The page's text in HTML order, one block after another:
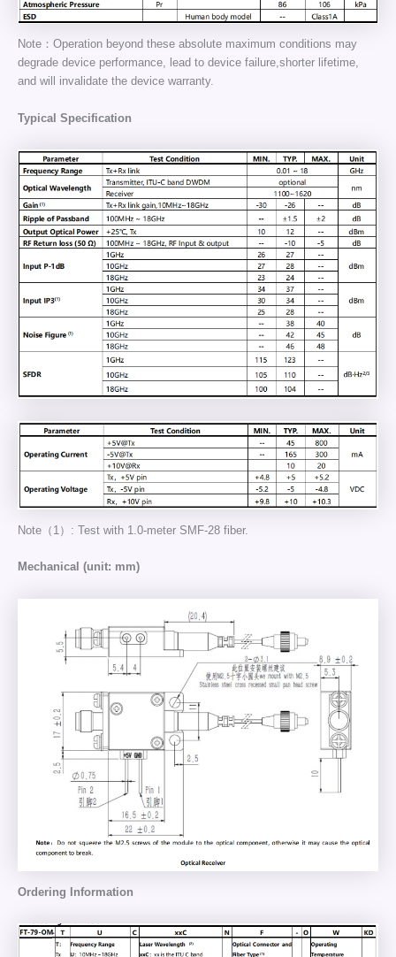
Note：Operation beyond these absolute maximum conditions may
degrade device performance, lead to device failure,shorter lifetime,
and will invalidate the device warranty.
Typical Specification
Note（1）: Test with 1.0-meter SMF-28 fiber.
Mechanical (unit: mm)
Ordering Information